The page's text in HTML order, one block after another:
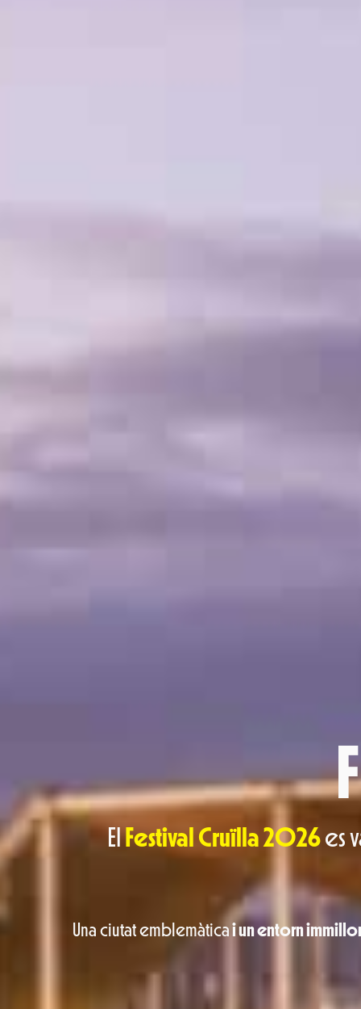
ElFestival Cruïlla 2026es
Una ciutat emblemàticai un entorn